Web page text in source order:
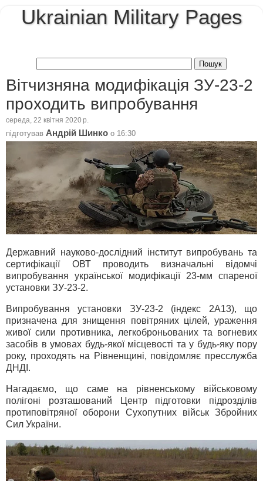
Ukrainian Military Pages
Вітчизняна модифікація ЗУ-23-2
проходить випробування
середа, 22 квітня 2020 р.
підготував Андрій Шинко о 16:30
Державний науково-дослідний інститут випробувань та
сертифікації ОВТ проводить визначальні відомчі
випробування української модифікації 23-мм спареної
установки ЗУ-23-2.
Випробування установки ЗУ-23-2 (індекс 2А13), що
призначена для знищення повітряних цілей, ураження
живої сили противника, легкоброньованих та вогневих
засобів в умовах будь-якої місцевості та у будь-яку пору
року, проходять на Рівненщині, повідомляє пресслужба
ДНДІ.
Нагадаємо, що саме на рівненському військовому
полігоні розташований Центр підготовки підрозділів
протиповітряної оборони Сухопутних військ Збройних
Сил України.